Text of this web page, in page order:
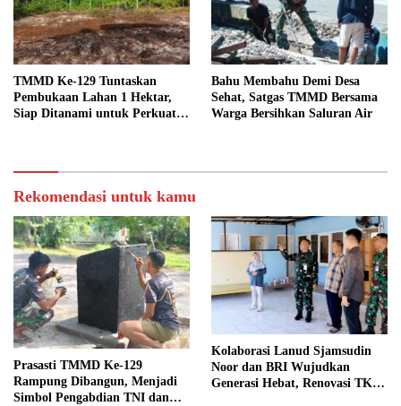
TMMD Ke-129 Tuntaskan
Pembukaan Lahan 1 Hektar,
Siap Ditanami untuk Perkuat
Bahu Membahu Demi Desa
Sehat, Satgas TMMD Bersama
Warga Bersihkan Saluran Air
Rekomendasi untuk kamu
Prasasti TMMD Ke-129
Rampung Dibangun, Menjadi
Simbol Pengabdian TNI dan
Kolaborasi Lanud Sjamsudin
Noor dan BRI Wujudkan
Generasi Hebat, Renovasi TK